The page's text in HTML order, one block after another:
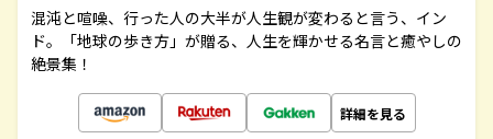
混沌と喧噪、行った人の大半が人生観が変わると言う、イン
ド。「地球の歩き方」が贈る、人生を輝かせる名言と癒やしの
絶景集！
詳細を見る